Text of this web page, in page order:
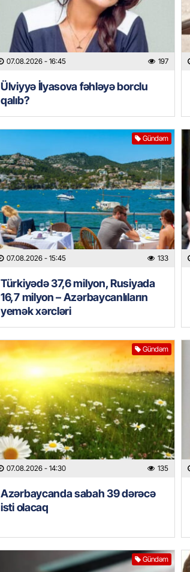
07.08.2026 - 16:45 197
Ülviyyə İlyasova fəhləyə borclu
qalıb?
Gündəm
07.08.2026 - 15:45 133
Türkiyədə 37,6 milyon, Rusiyada
16,7 milyon – Azərbaycanlıların
yemək xərcləri
Gündəm
07.08.2026 - 14:30 135
Azərbaycanda sabah 39 dərəcə
isti olacaq
Gündəm